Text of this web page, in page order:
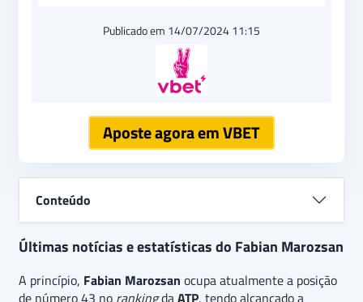
Publicado em 14/07/2024 11:15
Aposte agora em VBET
Conteúdo
Últimas notícias e estatísticas do Fabian Marozsan
A princípio, Fabian Marozsan ocupa atualmente a posição
de número 43 no rankingdaATP, tendo alcançado a